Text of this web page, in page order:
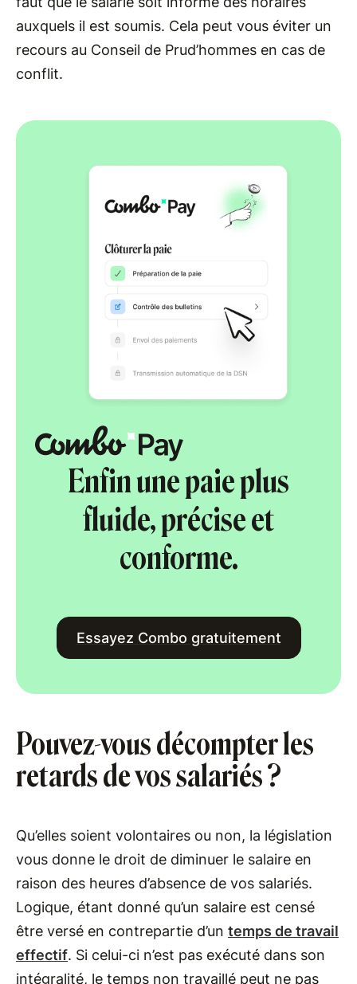
auxquels il est soumis. Cela peut vous éviter un
recours au Conseil de Prud’hommes en cas de
conflit.
Enfin une paie plus
fluide, précise et
conforme.
Essayez Combo gratuitement
Pouvez-vous décompter les
retards de vos salariés ?
Qu’elles soient volontaires ou non, la législation
vous donne le droit de diminuer le salaire en
raison des heures d’absence de vos salariés.
Logique, étant donné qu’un salaire est censé
être versé en contrepartie d’un temps de travail
effectif. Si celui-ci n’est pas exécuté dans son
intégralité, le temps non travaillé peut ne pas